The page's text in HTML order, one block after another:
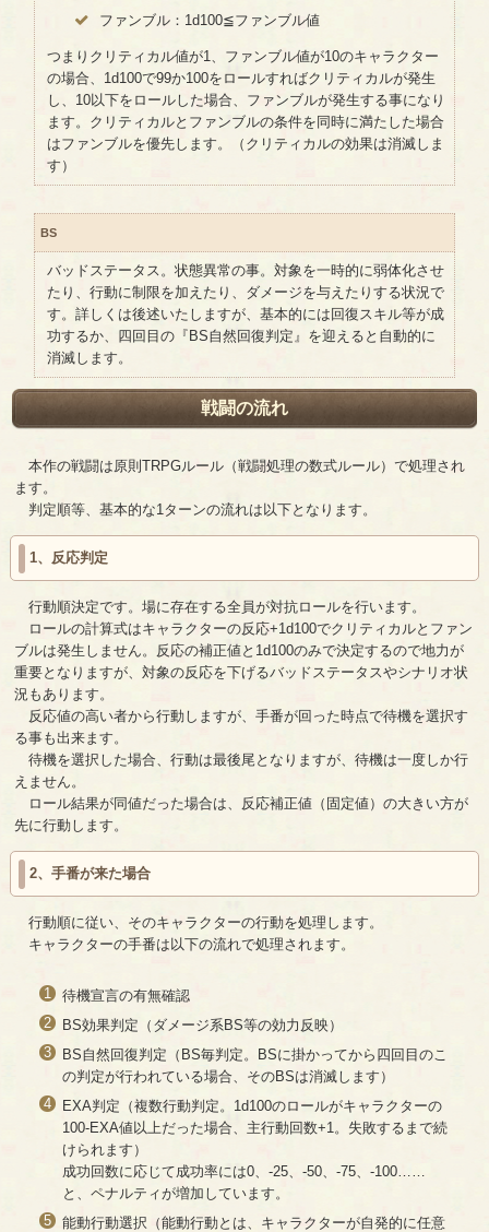
ファンブル：1d100≦ファンブル値
つまりクリティカル値が1、ファンブル値が10のキャラクター
の場合、1d100で99か100をロールすればクリティカルが発生
し、10以下をロールした場合、ファンブルが発生する事になり
ます。クリティカルとファンブルの条件を同時に満たした場合
はファンブルを優先します。（クリティカルの効果は消滅しま
す）
BS
バッドステータス。状態異常の事。対象を一時的に弱体化させ
たり、行動に制限を加えたり、ダメージを与えたりする状況で
す。詳しくは後述いたしますが、基本的には回復スキル等が成
功するか、四回目の『BS自然回復判定』を迎えると自動的に
消滅します。
戦闘の流れ
本作の戦闘は原則TRPGルール（戦闘処理の数式ルール）で処理され
ます。
判定順等、基本的な1ターンの流れは以下となります。
1、反応判定
行動順決定です。場に存在する全員が対抗ロールを行います。
ロールの計算式はキャラクターの反応+1d100でクリティカルとファン
ブルは発生しません。反応の補正値と1d100のみで決定するので地力が
重要となりますが、対象の反応を下げるバッドステータスやシナリオ状
況もあります。
反応値の高い者から行動しますが、手番が回った時点で待機を選択す
る事も出来ます。
待機を選択した場合、行動は最後尾となりますが、待機は一度しか行
えません。
ロール結果が同値だった場合は、反応補正値（固定値）の大きい方が
先に行動します。
2、手番が来た場合
行動順に従い、そのキャラクターの行動を処理します。
キャラクターの手番は以下の流れで処理されます。
待機宣言の有無確認
BS効果判定（ダメージ系BS等の効力反映）
BS自然回復判定（BS毎判定。BSに掛かってから四回目のこ
の判定が行われている場合、そのBSは消滅します）
EXA判定（複数行動判定。1d100のロールがキャラクターの
100-EXA値以上だった場合、主行動回数+1。失敗するまで続
けられます）
成功回数に応じて成功率には0、-25、-50、-75、-100……
と、ペナルティが増加しています。
能動行動選択（能動行動とは、キャラクターが自発的に任意